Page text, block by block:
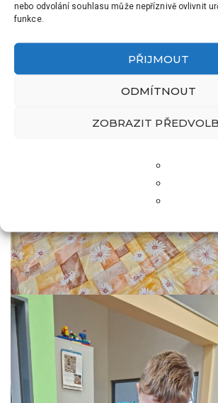
nebo odvolání souhlasu může nepříznivě ovlivnit
funkce.
PŘIJMOUT
ODMÍTNOUT
ZOBRAZIT